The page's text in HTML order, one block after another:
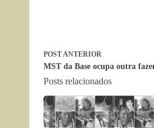
POSTANTERIOR
MST da Base ocupa outra
Posts relacionados